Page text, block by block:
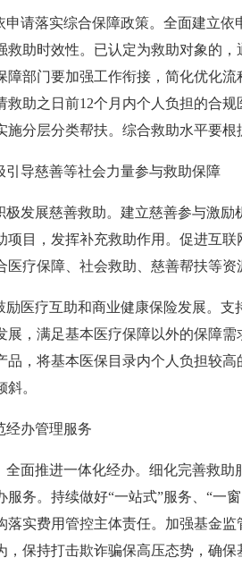
申请落实综合保障政策。全面建立
救助时效性。已认定为救助对象的
障部门要加强工作衔接，简化优化
救助之日前12个月内个人负担的合
施分层分类帮扶。综合救助水平要
引导慈善等社会力量参与救助保障
极发展慈善救助。建立慈善参与激
项目，发挥补充救助作用。促进互
医疗保障、社会救助、慈善帮扶等
励医疗互助和商业健康保险发展。
展，满足基本医疗保障以外的保障
品，将基本医保目录内个人负担较
。
经办管理服务
全面推进一体化经办。细化完善救
服务。持续做好“一站式”服务、“一
落实费用管控主体责任。加强基金
，保持打击欺诈骗保高压态势，确